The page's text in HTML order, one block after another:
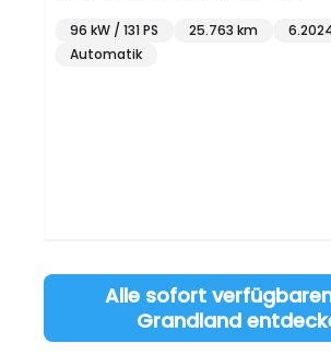
96 kW / 131 PS 25.763 km
Automatik
Alle sofort
Grandland